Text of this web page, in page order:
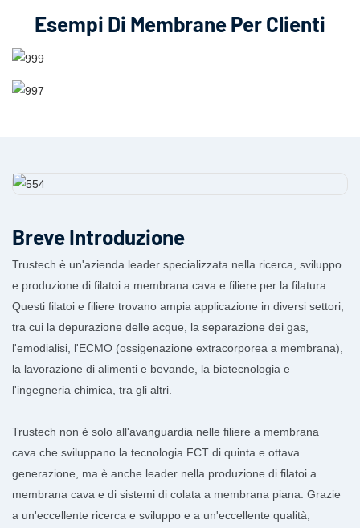
Esempi Di Membrane Per Clienti
Breve Introduzione
Trustech è un'azienda leader specializzata nella ricerca, sviluppo
e produzione di filatoi a membrana cava e filiere per la filatura.
Questi filatoi e filiere trovano ampia applicazione in diversi settori,
tra cui la depurazione delle acque, la separazione dei gas,
l'emodialisi, l'ECMO (ossigenazione extracorporea a membrana),
la lavorazione di alimenti e bevande, la biotecnologia e
l'ingegneria chimica, tra gli altri.
Trustech non è solo all'avanguardia nelle filiere a membrana
cava che sviluppano la tecnologia FCT di quinta e ottava
generazione, ma è anche leader nella produzione di filatoi a
membrana cava e di sistemi di colata a membrana piana. Grazie
a un'eccellente ricerca e sviluppo e a un'eccellente qualità,